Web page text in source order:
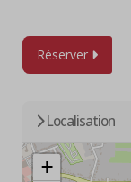
Réserver
Localisation
+